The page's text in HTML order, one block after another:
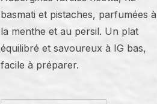
basmati et pistaches, parfumées à
la menthe et au persil. Un plat
équilibré et savoureux à IG bas,
facile à préparer.